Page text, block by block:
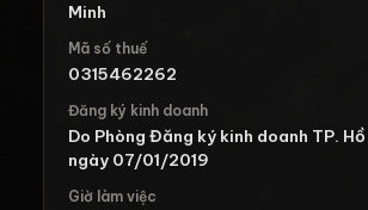
Minh
Mã số thuế
0315462262
Đăng ký kinh doanh
Do Phòng Đăng ký kinh doanh TP.
ngày 07/01/2019
Giờ làm việc